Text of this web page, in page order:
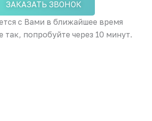
ЗАКАЗАТЬ ЗВОНОК
с Вами в ближайшее время
так, попробуйте через 10 минут.